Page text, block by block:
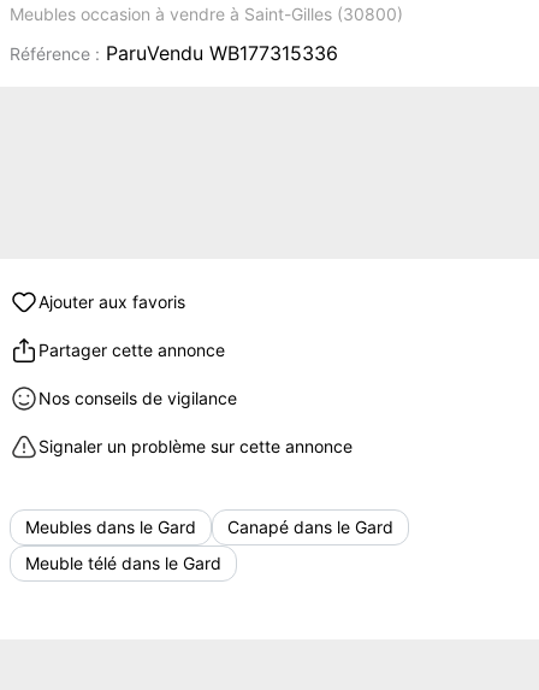
Meubles occasion à vendre à Saint-Gilles (30800)
Référence : ParuVendu WB177315336
Ajouter aux favoris
Partager cette annonce
Nos conseils de vigilance
Signaler un problème sur cette annonce
Meubles dans le Gard
Canapé dans le Gard
Meuble télé dans le Gard